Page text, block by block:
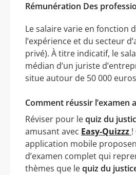
Rémunération Des
Le salaire varie en fonction
l’expérience et du secteur
privé). À titre indicatif, le
médian d’un juriste
situe autour de 50 000
Comment réussir l’examen
Réviser pour lequiz du
amusant avec Easy-Quizzz
application mobile
d’examen complet qui
thèmes que lequiz du